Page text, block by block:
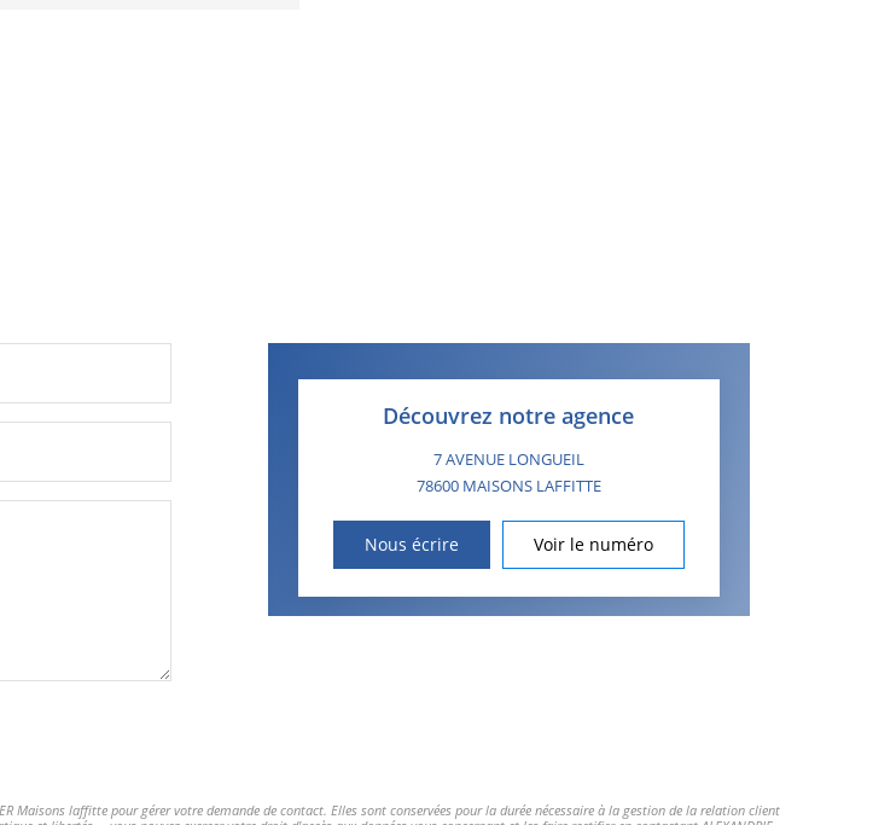
Découvrez notre agence
7 AVENUE LONGUEIL
78600 MAISONS LAFFITTE
Nous écrire Voir le numéro
Maisons laffitte pour gérer votre demande de contact. Elles sont conservées pour la durée nécessaire à la gestion de la relation client